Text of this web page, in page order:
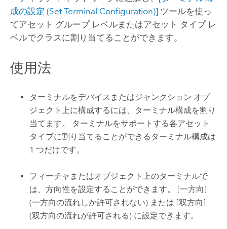
成の設定 (Set Terminal Configuration)]ツールを使っ
てアセット グループ レベルまたはアセット タイプ レ
ベルでクラスに割り当てることができます。
使用法
ターミナルをデバイスまたはジャンクション オブ
ジェクト上に構成するには、ターミナル構成を割り
当てます。 ターミナルをサポートする各アセット
タイプに割り当てることができるターミナル構成は
1 つだけです。
フィーチャまたはオブジェクト上のターミナルで
は、方向性を設定することができます。 [一方向]
(一方向の流れしか許可されない) または [双方向]
(双方向の流れが許可される) に設定できます。